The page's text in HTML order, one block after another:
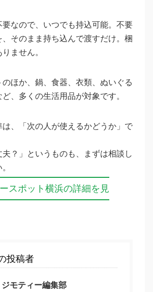
なので、いつでも持込可能。不要
そのまま持ち込んで渡すだけ。梱
ません。
ほか、鍋、食器、衣類、ぬいぐる
、多くの生活用品が対象です。
は、「次の人が使えるかどうか」で
夫？」というものも、まずは相談し
スポット横浜の詳細を見
投稿者
ジモティー編集部